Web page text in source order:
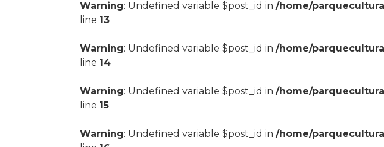
Warning: Undefined variable $post_id in/home/
line 13
Warning: Undefined variable $post_id in/home/
line 14
Warning: Undefined variable $post_id in/home/
line 15
Warning: Undefined variable $post_id in/home/